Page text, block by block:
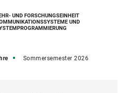
UND FORSCHUNGSEINHEIT
UND
Sommersemester 2026